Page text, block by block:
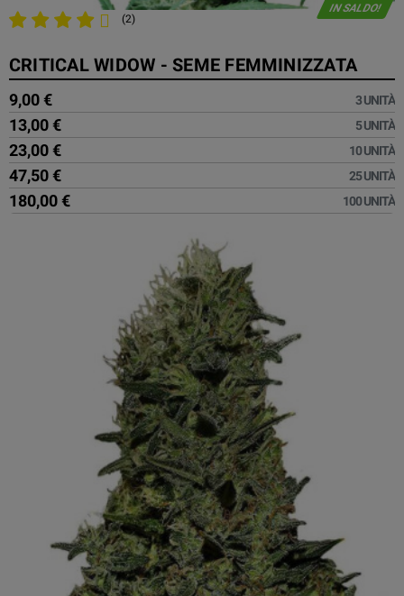
IN SALDO!
(2)
CRITICAL WIDOW - SEME FEMMINIZZATA
9,00 € 3 UNITÀ
13,00 € 5 UNITÀ
23,00 € 10 UNITÀ
47,50 € 25 UNITÀ
180,00 € 100 UNITÀ